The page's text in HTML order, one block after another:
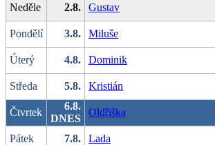
Neděle 2.8. Gustav
Pondělí 3.8. Miluše
Úterý 4.8. Dominik
Středa 5.8. Kristián
Čtvrtek
6.8.
DNES
Oldřiška
Pátek 7.8. Lada